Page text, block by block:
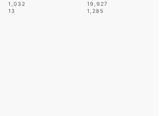
1,032
13
19,927
1,285